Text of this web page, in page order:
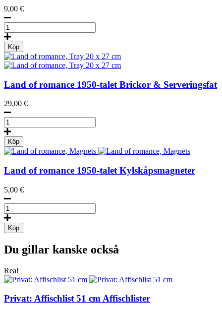
9,00 €
Land
of
Romance,
nyckelring
mängd
Köp
Land of romance 1950-talet Brickor & Serveringsfat
29,00 €
Land
of
romance,
Tray
20
x
27
mängd
Köp
Land of romance 1950-talet Kylskåpsmagneter
5,00 €
Land
of
romance,
Magnets
Köp
Du gillar kanske också
Rea!
Privat: Affischlist 51 cmAffischlister